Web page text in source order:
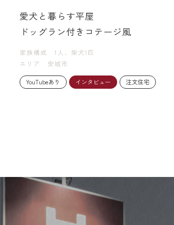
愛犬と暮らす平屋
ドッグラン付きコテージ風
家族構成
1人、柴犬1匹
エリア
安城市
YouTubeあり インタビュー 注文住宅